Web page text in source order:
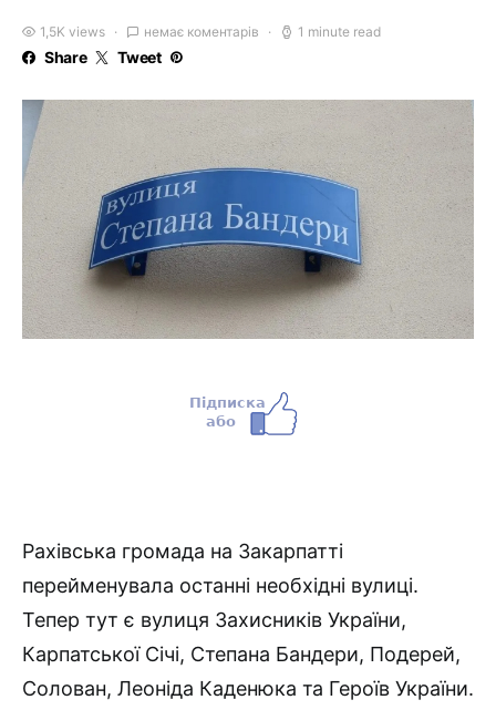
1,5K views немає коментарів 1 minute read
Share Tweet
Рахівська громада на Закарпатті
перейменувала останні необхідні вулиці.
Тепер тут є вулиця Захисників України,
Карпатської Січі, Степана Бандери, Подерей,
Солован, Леоніда Каденюка та Героїв України.